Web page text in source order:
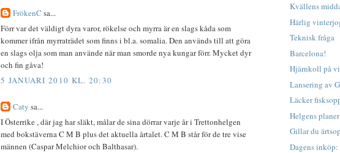
FrökenC sa...
Förr var det väldigt dyra varor, rökelse och myrra är en slags kåda som
kommer ifrån myrraträdet som finns i bl.a. somalia. Den används till att göra
en slags olja som man använde när man smorde nya kungar förr. Mycket dyr
och fin gåva!
5 JANUARI 2010 KL. 20:30
Caty sa...
I Österrike , där jag har släkt, målar de sina dörrar varje år i Trettonhelgen
med bokstäverna C M B plus det aktuella årtalet. C M B står för de tre vise
männen (Caspar Melchior och Balthasar).
Kvällens
Härlig
Teknisk fråga
Barcelona!
Hjärnkoll på
Lansering av
Läcker
Helgens planer
Gillar du
Dagens